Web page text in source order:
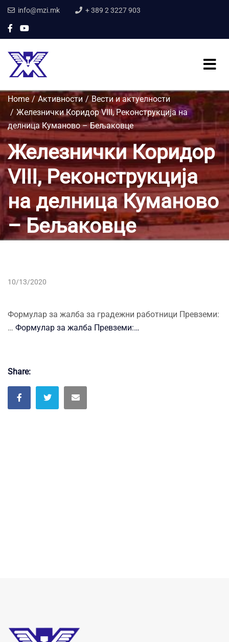
info@mzi.mk + 389 2 3227 903
Home Активности
Вести и актуелности
Железнички Коридор VIII, Реконструкција на
делница Куманово – Бељаковце
Железнички Коридор
VIII, Реконструкција
на делница Куманово
– Бељаковце
10/13/2020
Формулар за жалба за градежни работници Превземи:
… Формулар за жалба Превземи:…
Share: